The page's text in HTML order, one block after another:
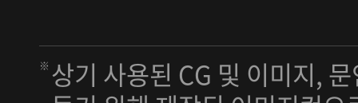
상기 사용된 CG 및 이미지,